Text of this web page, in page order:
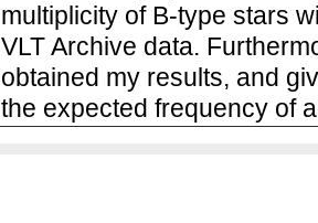
multiplicity of B-type stars
VLT Archive data.
obtained my results, and
the expected frequency of